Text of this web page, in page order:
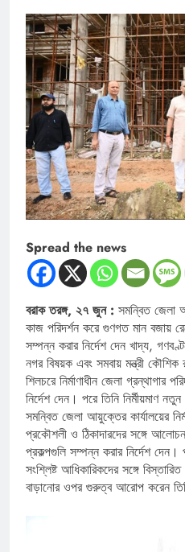
Spread the news
বরাক তরঙ্গ, ২৭ জুন : সমন্বিত জেলা
কাজ পরিদর্শন করে গুণগত মান বজায়
সম্পন্ন করার নির্দেশ দেন খাদ্য,
নগর বিষয়ক এবং সমবায় মন্ত্রী কৌশিক
শিলচরে নির্মাণাধীন জেলা গ্রন্থাগার
নির্দেশ দেন। পরে তিনি নির্মীয়মাণ
সমন্বিত জেলা আয়ুক্তের কার্যালয়ের
প্রকৌশলী ও ঠিকাদারদের সঙ্গে
প্রকল্পগুলি সম্পন্ন করার নির্দেশ দেন।
সংশ্লিষ্ট আধিকারিকদের সঙ্গে
বাড়ানোর ওপর গুরুত্ব আরোপ করেন